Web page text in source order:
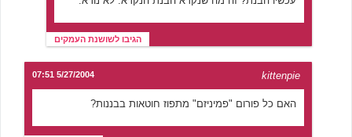
הגיבו לשושנת העמקים
kittenpie
5/27/2004 07:51
האם כל פורום "פמיניזם" מתפוז חוטאות בבננות?